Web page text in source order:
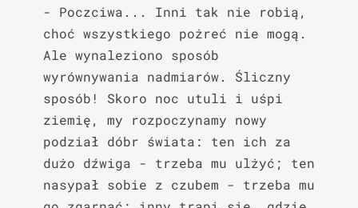
- Poczciwa... Inni tak nie robią,
choć wszystkiego pożreć nie mogą.
Ale wynaleziono sposób
wyrównywania nadmiarów. Śliczny
sposób! Skoro noc utuli i uśpi
ziemię, my rozpoczynamy nowy
podział dóbr świata: ten ich za
dużo dźwiga - trzeba mu ulżyć; ten
nasypał sobie z czubem - trzeba mu